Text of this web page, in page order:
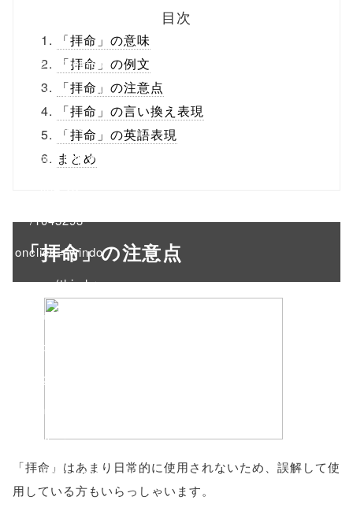
ml/wp-
content/themes
/tapbiz_theme/
parts/sns-
buttons.php on
/1045293"
onclick="windo
w.open(this.hre
f, 'Gwindow',
'width=550,
height=450,
toolbar=no,
scrollbars=yes'
目次
「拝命」の意味
「拝命」の例文
「拝命」の注意点
「拝命」の言い換え表現
「拝命」の英語表現
まとめ
「拝命」の注意点
「拝命」はあまり日常的に使用されないため、誤解して使
用している方もいらっしゃいます。